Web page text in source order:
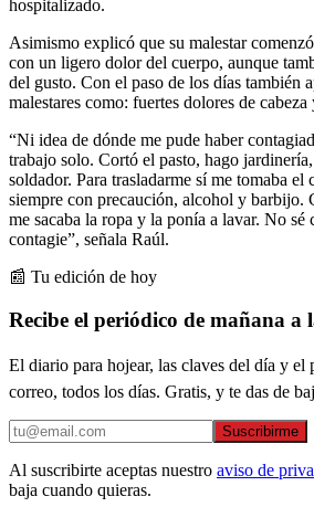
hospitalizado.
Asimismo explicó que su malestar
con un ligero dolor del cuerpo, aunque
del gusto. Con el paso de los días también
malestares como: fuertes dolores de
“Ni idea de dónde me pude haber
trabajo solo. Cortó el pasto, hago
soldador. Para trasladarme sí me tomaba el
siempre con precaución, alcohol y barbijo.
me sacaba la ropa y la ponía a lavar. No sé
contagie”, señala Raúl.
📰 Tu edición de hoy
Recibe el periódico de mañana a
El diario para hojear, las claves del día y
correo, todos los días. Gratis, y te das de
Suscribirme
Al suscribirte aceptas nuestro aviso de
baja cuando quieras.